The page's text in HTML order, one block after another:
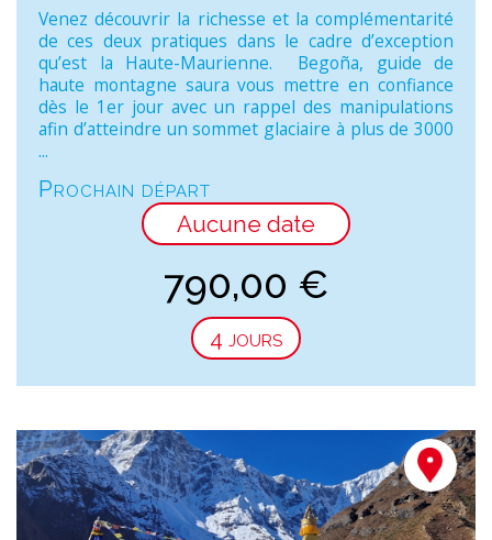
Venez découvrir la richesse et la complémentarité
de ces deux pratiques dans le cadre d’exception
qu’est la Haute-Maurienne. Begoña, guide de
haute montagne saura vous mettre en confiance
dès le 1er jour avec un rappel des manipulations
afin d’atteindre un sommet glaciaire à plus de 3000
...
Prochain départ
Aucune date
790,00 €
4 jours